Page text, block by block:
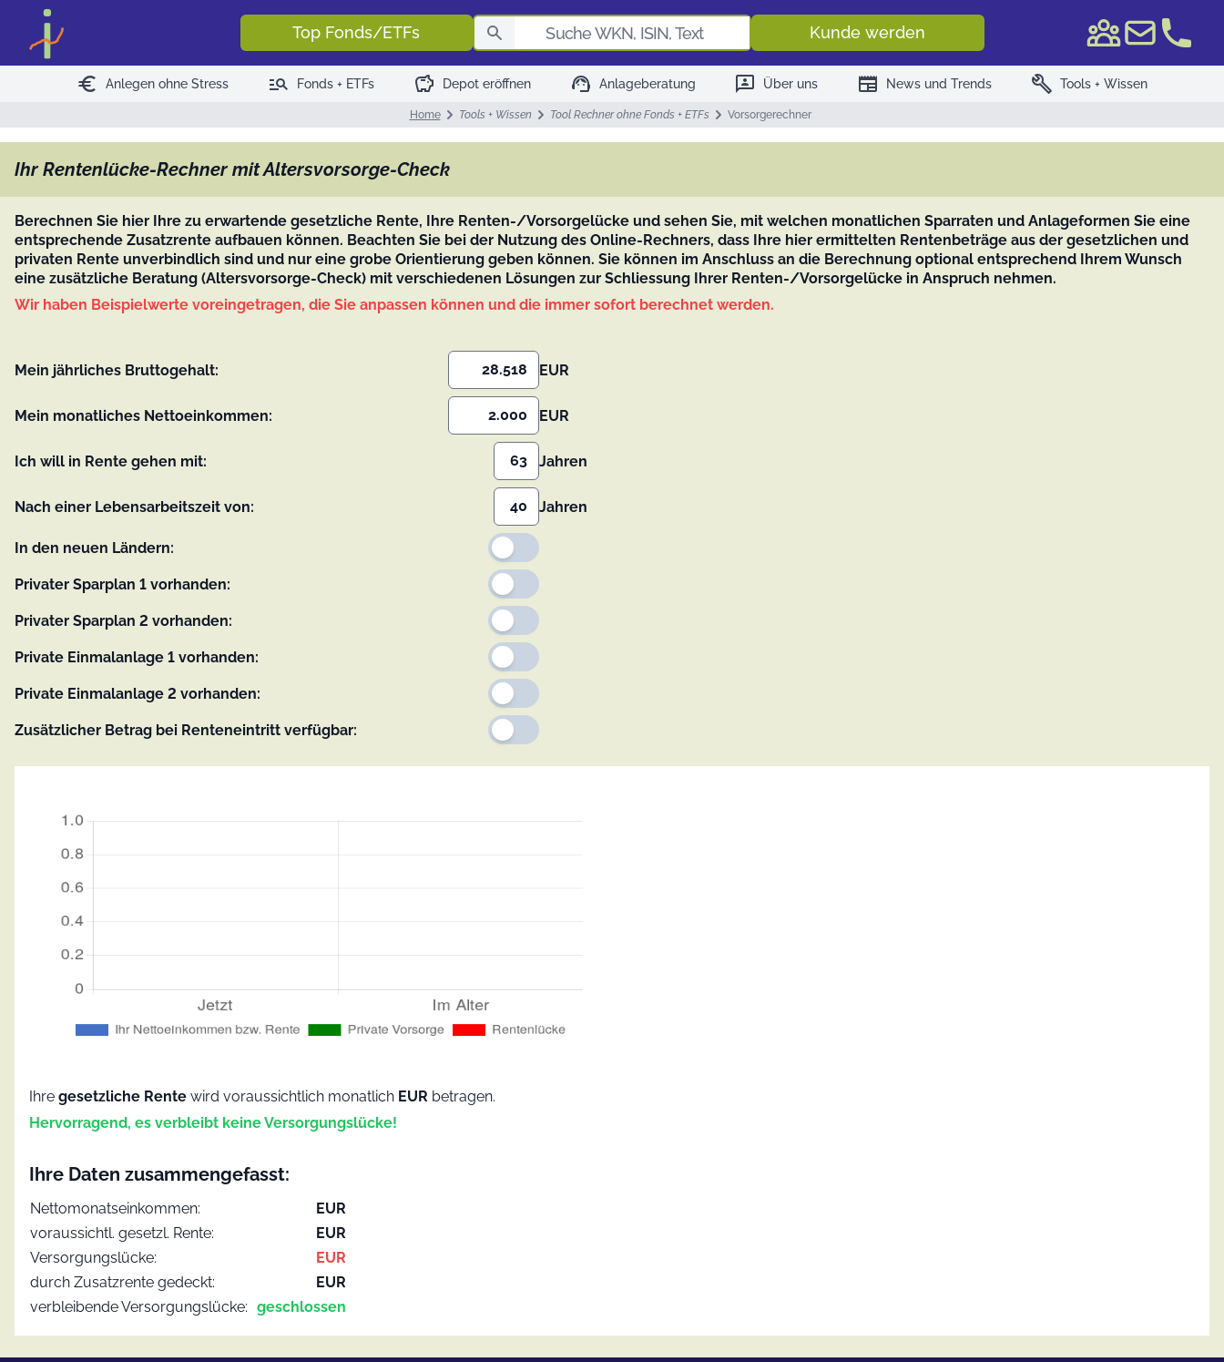
Top Fonds/ETFs Fondssuche WKN/ISIN
Kunde werden
euro Anlegen ohne Stress manage_search Fonds + ETFs savings Depot eröffnen support_agent Anlageberatung 3p Über uns newspaper News und Trends build Tools + Wissen
Home Tools + Wissen Tool Rechner ohne Fonds + ETFs Vorsorgerechner
Ihr Rentenlücke-Rechner mit Altersvorsorge-Check
Berechnen Sie hier Ihre zu erwartende gesetzliche Rente, Ihre Renten-/Vorsorgelücke und sehen Sie, mit welchen monatlichen Sparraten und Anlageformen Sie eine
entsprechende Zusatzrente aufbauen können. Beachten Sie bei der Nutzung des Online-Rechners, dass Ihre hier ermittelten Rentenbeträge aus der gesetzlichen und
privaten Rente unverbindlich sind und nur eine grobe Orientierung geben können. Sie können im Anschluss an die Berechnung optional entsprechend Ihrem Wunsch
eine zusätzliche Beratung (Altersvorsorge-Check) mit verschiedenen Lösungen zur Schliessung Ihrer Renten-/Vorsorgelücke in Anspruch nehmen.
Wir haben Beispielwerte voreingetragen, die Sie anpassen können und die immer sofort berechnet werden.
Mein jährliches Bruttogehalt: EUR
Mein monatliches Nettoeinkommen: EUR
Ich will in Rente gehen mit: Jahren
Nach einer Lebensarbeitszeit von: Jahren
In den neuen Ländern:
Privater Sparplan 1 vorhanden:
Privater Sparplan 2 vorhanden:
Private Einmalanlage 1 vorhanden:
Private Einmalanlage 2 vorhanden:
Zusätzlicher Betrag bei Renteneintritt verfügbar:
Ihre gesetzliche Rente wird voraussichtlich monatlich EUR betragen.
Hervorragend, es verbleibt keine Versorgungslücke!
Ihre Daten zusammengefasst:
Nettomonatseinkommen:
EUR
voraussichtl. gesetzl. Rente:
EUR
Versorgungslücke:
EUR
durch Zusatzrente gedeckt:
EUR
verbleibende Versorgungslücke: geschlossen